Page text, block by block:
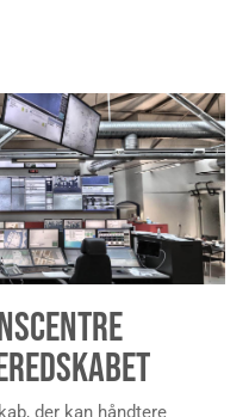
der kan håndtere